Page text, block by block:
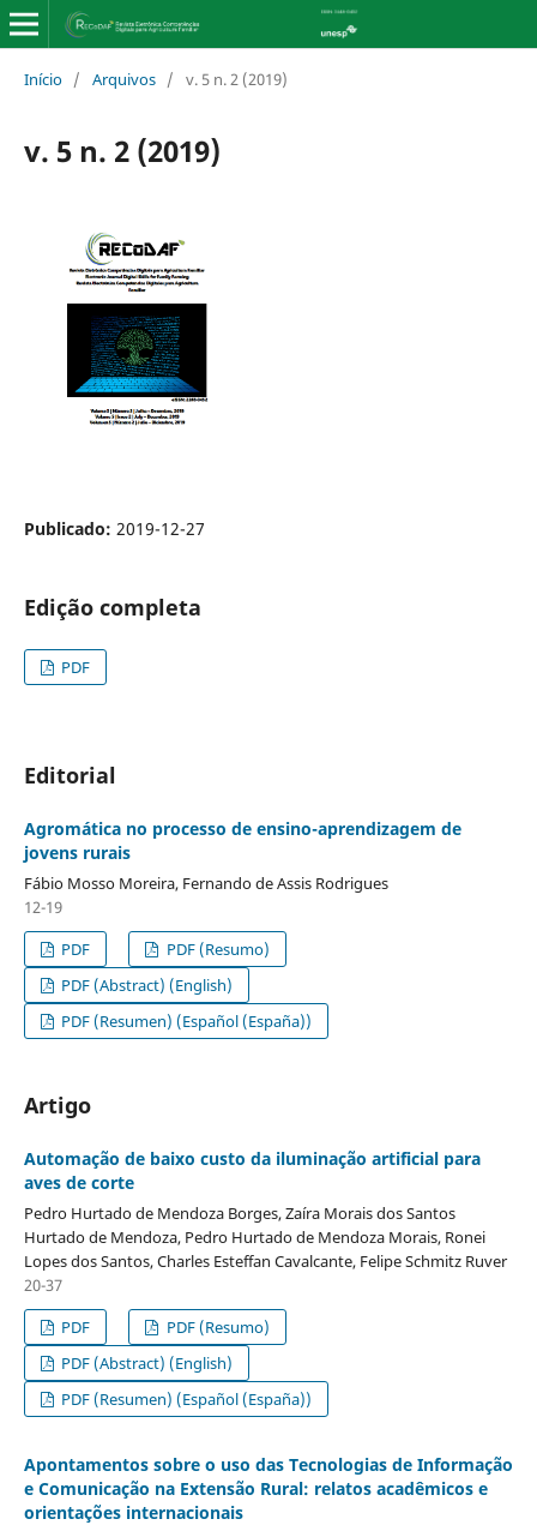
Início / Arquivos / v. 5 n. 2 (2019)
v. 5 n. 2 (2019)
Publicado: 2019-12-27
Edição completa
PDF
Editorial
Agromática no processo de ensino-aprendizagem de
jovens rurais
Fábio Mosso Moreira, Fernando de Assis Rodrigues
12-19
PDF
PDF (Resumo)
PDF (Abstract) (English)
PDF (Resumen) (Español (España))
Artigo
Automação de baixo custo da iluminação artificial para
aves de corte
Pedro Hurtado de Mendoza Borges, Zaíra Morais dos Santos
Hurtado de Mendoza, Pedro Hurtado de Mendoza Morais, Ronei
Lopes dos Santos, Charles Esteffan Cavalcante, Felipe Schmitz Ruver
20-37
PDF
PDF (Resumo)
PDF (Abstract) (English)
PDF (Resumen) (Español (España))
Apontamentos sobre o uso das Tecnologias de Informação
e Comunicação na Extensão Rural: relatos acadêmicos e
orientações internacionais